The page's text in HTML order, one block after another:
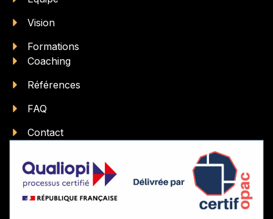
Vision
Formations
Coaching
Références
FAQ
Contact